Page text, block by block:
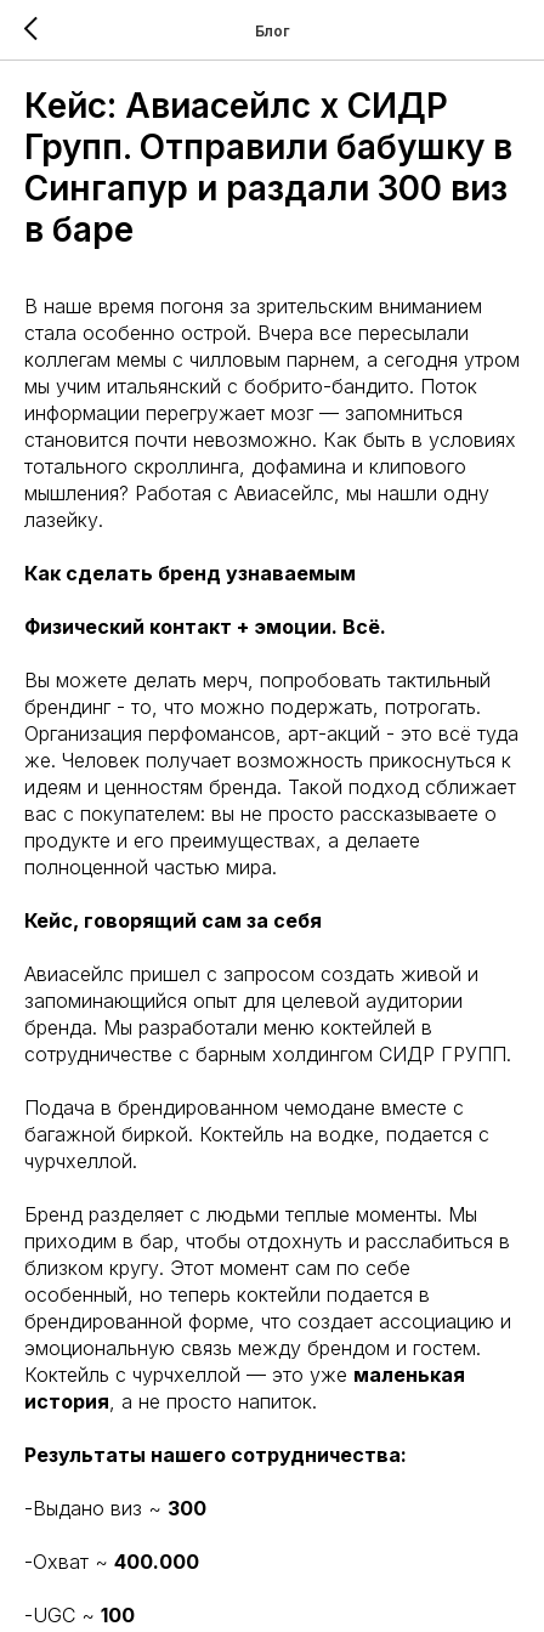
Блог
Кейс: Авиасейлс x СИДР
Групп. Отправили бабушку в
Сингапур и раздали 300 виз
в баре
В наше время погоня за зрительским вниманием
стала особенно острой. Вчера все пересылали
коллегам мемы с чилловым парнем, а сегодня утром
мы учим итальянский с бобрито-бандито. Поток
информации перегружает мозг — запомниться
становится почти невозможно. Как быть в условиях
тотального скроллинга, дофамина и клипового
мышления? Работая с Авиасейлс, мы нашли одну
лазейку.
Как сделать бренд узнаваемым
Физический контакт + эмоции. Всё.
Вы можете делать мерч, попробовать тактильный
брендинг - то, что можно подержать, потрогать.
Организация перфомансов, арт-акций - это всё туда
же. Человек получает возможность прикоснуться к
идеям и ценностям бренда. Такой подход сближает
вас c покупателем: вы не просто рассказываете о
продукте и его преимуществах, а делаете
полноценной частью мира.
Кейс, говорящий сам за себя
Авиасейлс пришел с запросом создать живой и
запоминающийся опыт для целевой аудитории
бренда. Мы разработали меню коктейлей в
сотрудничестве с барным холдингом СИДР ГРУПП.
Подача в брендированном чемодане вместе с
багажной биркой. Коктейль на водке, подается с
чурчхеллой.
Бренд разделяет с людьми теплые моменты. Мы
приходим в бар, чтобы отдохнуть и расслабиться в
близком кругу. Этот момент сам по себе
особенный, но теперь коктейли подается в
брендированной форме, что создает ассоциацию и
эмоциональную связь между брендом и гостем.
Коктейль с чурчхеллой — это уже маленькая
история, а не просто напиток.
Результаты нашего сотрудничества:
-Выдано виз ~ 300
-Охват ~ 400.000
-UGC ~ 100